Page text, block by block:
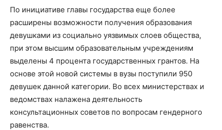
По инициативе главы государства еще более
расширены возможности получения образования
девушками из социально уязвимых слоев общества,
при этом высшим образовательным учреждениям
выделены 4 процента государственных грантов. На
основе этой новой системы в вузы поступили 950
девушек данной категории. Во всех министерствах и
ведомствах налажена деятельность
консультационных советов по вопросам гендерного
равенства.